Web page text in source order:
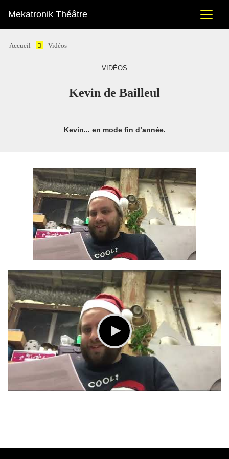
Mekatronik Théâtre
Accueil Vidéos
VIDÉOS
Kevin de Bailleul
Kevin... en mode fin d’année.